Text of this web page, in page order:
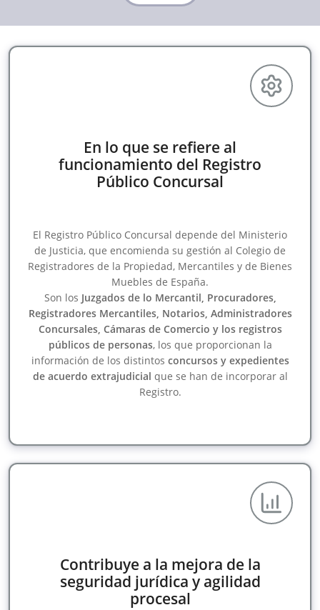
En lo que se refiere al
funcionamiento del Registro
Público Concursal
El Registro Público Concursal depende del Ministerio
de Justicia, que encomienda su gestión al Colegio de
Registradores de la Propiedad, Mercantiles y de Bienes
Muebles de España.
Son los Juzgados de lo Mercantil, Procuradores,
Registradores Mercantiles, Notarios, Administradores
Concursales, Cámaras de Comercio y los registros
públicos de personas, los que proporcionan la
información de los distintos concursos y expedientes
de acuerdo extrajudicial que se han de incorporar al
Registro.
Contribuye a la mejora de la
seguridad jurídica y agilidad
procesal